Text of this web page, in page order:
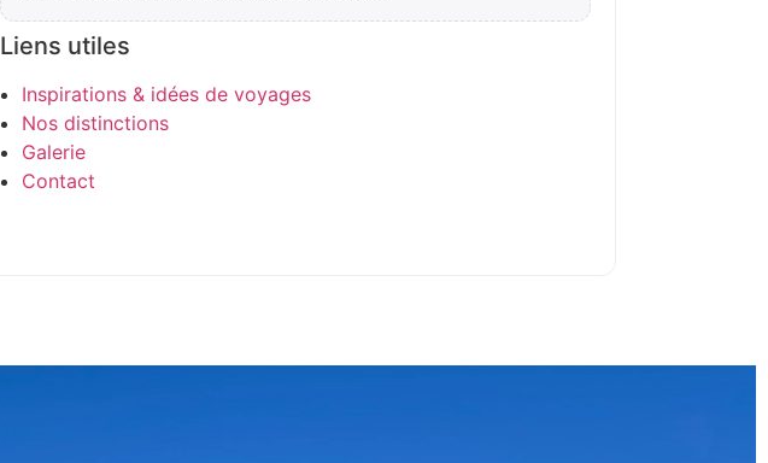
Liens utiles
Inspirations & idées de voyages
Nos distinctions
Galerie
Contact